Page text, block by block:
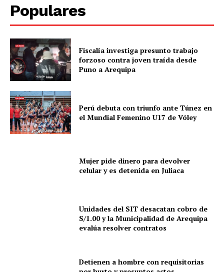
Populares
Fiscalía investiga presunto trabajo
forzoso contra joven traída desde
Puno a Arequipa
Perú debuta con triunfo ante Túnez en
el Mundial Femenino U17 de Vóley
Mujer pide dinero para devolver
celular y es detenida en Juliaca
Unidades del SIT desacatan cobro de
S/1.00 y la Municipalidad de Arequipa
evalúa resolver contratos
Detienen a hombre con requisitorias